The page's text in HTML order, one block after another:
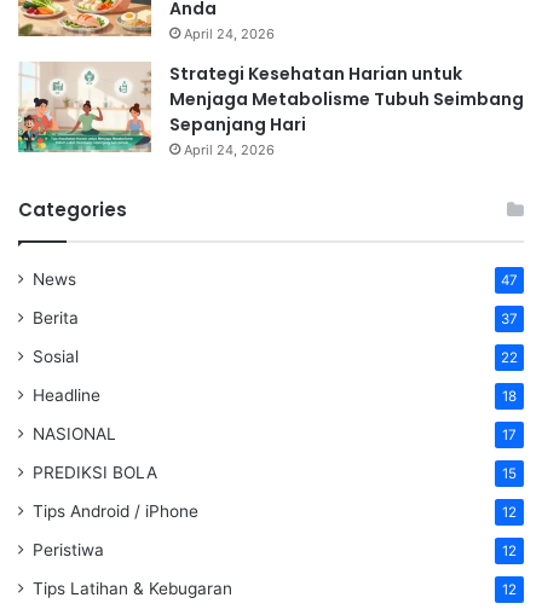
Anda
April 24, 2026
Strategi Kesehatan Harian untuk
Menjaga Metabolisme Tubuh Seimbang
Sepanjang Hari
April 24, 2026
Categories
News 47
Berita 37
Sosial 22
Headline 18
NASIONAL 17
PREDIKSI BOLA 15
Tips Android / iPhone 12
Peristiwa 12
Tips Latihan & Kebugaran 12